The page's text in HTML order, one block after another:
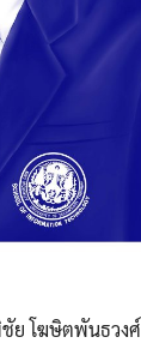
ย โฆษิตพันธวงศ์